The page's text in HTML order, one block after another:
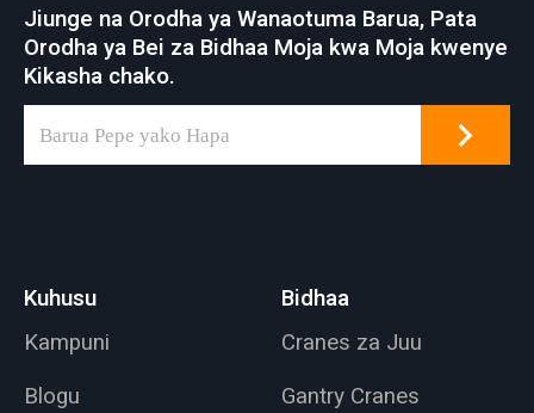
Jiunge na Orodha ya Wanaotuma Barua, Pata
Orodha ya Bei za Bidhaa Moja kwa Moja kwenye
Kikasha chako.
Kuhusu
Kampuni
Blogu
Bidhaa
Cranes za Juu
Gantry Cranes